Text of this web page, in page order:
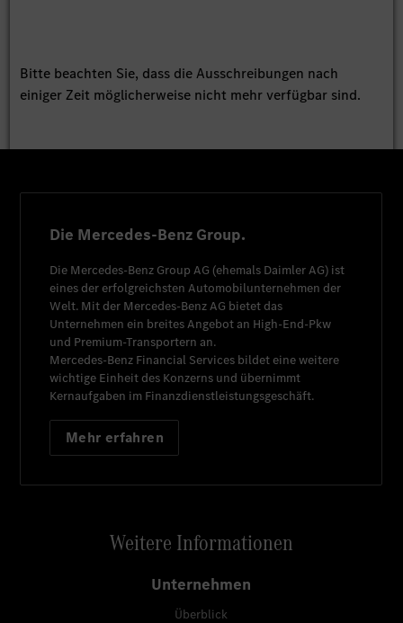
Bitte beachten Sie, dass die Ausschreibungen nach
einiger Zeit möglicherweise nicht mehr verfügbar sind.
Die Mercedes-Benz Group.
Die Mercedes-Benz Group AG (ehemals Daimler AG) ist
eines der erfolgreichsten Automobilunternehmen der
Welt. Mit der Mercedes-Benz AG bietet das
Unternehmen ein breites Angebot an High-End-Pkw
und Premium-Transportern an.
Mercedes-Benz Financial Services bildet eine weitere
wichtige Einheit des Konzerns und übernimmt
Kernaufgaben im Finanzdienstleistungsgeschäft.
Mehr erfahren
Weitere Informationen
Unternehmen
Überblick